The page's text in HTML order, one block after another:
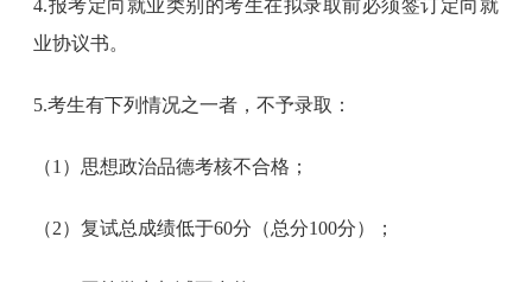
4.报考定向就业类别的考生在拟录取前必须签订定向就
业协议书。
5.考生有下列情况之一者，不予录取：
（1）思想政治品德考核不合格；
（2）复试总成绩低于60分（总分100分）；